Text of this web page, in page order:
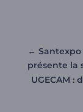
←
présente la
UGECAM :